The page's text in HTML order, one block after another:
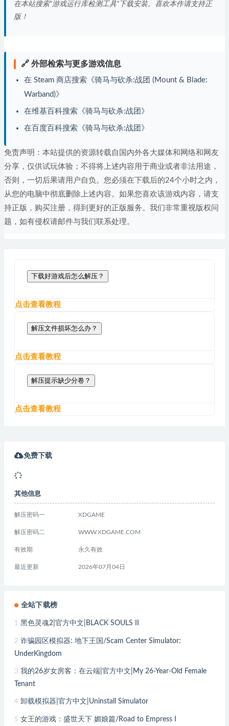
在本站搜索“游戏运行库检测工具”下载安装。喜欢本作请支持正
版！
🔗 外部检索与更多游戏信息
在 Steam 商店搜索《骑马与砍杀:战团 (Mount & Blade:
Warband)》
在维基百科搜索《骑马与砍杀:战团》
在百度百科搜索《骑马与砍杀:战团》
免责声明：本站提供的资源转载自国内外各大媒体和网络和网友
分享，仅供试玩体验；不得将上述内容用于商业或者非法用途，
否则，一切后果请用户自负。您必须在下载后的24个小时之内，
从您的电脑中彻底删除上述内容。如果您喜欢该游戏内容，请支
持正版，购买注册，得到更好的正版服务。我们非常重视版权问
题，如有侵权请邮件与我们联系处理。
下载好游戏后怎么解压？
点击查看教程
解压文件损坏怎么办？
点击查看教程
解压提示缺少分卷？
点击查看教程
免费下载
其他信息
解压密码一 XDGAME
解压密码二 WWW.XDGAME.COM
有效期 永久有效
最近更新 2026年07月04日
全站下载榜
1 黑色灵魂2|官方中文|BLACK SOULS II
2 诈骗园区模拟器: 地下王国/Scam Center Simulator:
UnderKingdom
3 我的26岁女房客：在云端|官方中文|My 26-Year-Old Female
Tenant
4 卸载模拟器|官方中文|Uninstall Simulator
5 女王的游戏：盛世天下 媚娘篇/Road to Empress I